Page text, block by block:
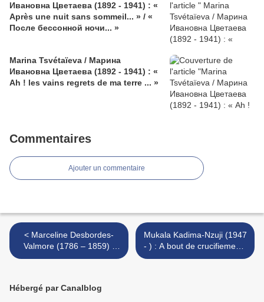
Ивановна Цветаева (1892 - 1941) : «
Après une nuit sans sommeil... » / «
После бессонной ночи... »
Marina Tsvétaïeva / Марина
Ивановна Цветаева (1892 - 1941) : «
Ah ! les vains regrets de ma terre ... »
Commentaires
Ajouter un commentaire
< Marceline Desbordes-
Valmore (1786 – 1859) :
Les Roses de Saadi
Mukala Kadima-Nzuji (1947
- ) : A bout de crucifiements
>
Hébergé par Canalblog